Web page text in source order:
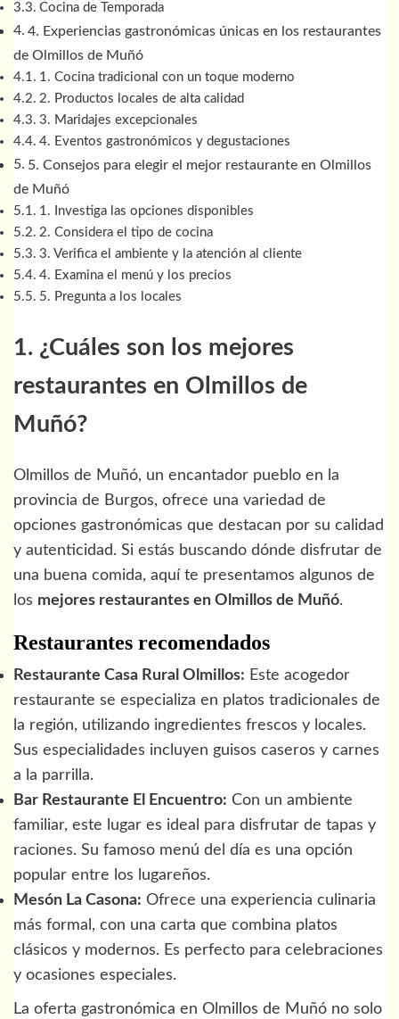
Cocina de Temporada
4. Experiencias gastronómicas únicas en los restaurantes
de Olmillos de Muñó
1. Cocina tradicional con un toque moderno
2. Productos locales de alta calidad
3. Maridajes excepcionales
4. Eventos gastronómicos y degustaciones
5. Consejos para elegir el mejor restaurante en Olmillos
de Muñó
1. Investiga las opciones disponibles
2. Considera el tipo de cocina
3. Verifica el ambiente y la atención al cliente
4. Examina el menú y los precios
5. Pregunta a los locales
1. ¿Cuáles son los mejores
restaurantes en Olmillos de
Muñó?
Olmillos de Muñó, un encantador pueblo en la
provincia de Burgos, ofrece una variedad de
opciones gastronómicas que destacan por su calidad
y autenticidad. Si estás buscando dónde disfrutar de
una buena comida, aquí te presentamos algunos de
los mejores restaurantes en Olmillos de Muñó.
Restaurantes recomendados
Restaurante Casa Rural Olmillos: Este acogedor
restaurante se especializa en platos tradicionales de
la región, utilizando ingredientes frescos y locales.
Sus especialidades incluyen guisos caseros y carnes
a la parrilla.
Bar Restaurante El Encuentro: Con un ambiente
familiar, este lugar es ideal para disfrutar de tapas y
raciones. Su famoso menú del día es una opción
popular entre los lugareños.
Mesón La Casona: Ofrece una experiencia culinaria
más formal, con una carta que combina platos
clásicos y modernos. Es perfecto para celebraciones
y ocasiones especiales.
La oferta gastronómica en Olmillos de Muñó no solo